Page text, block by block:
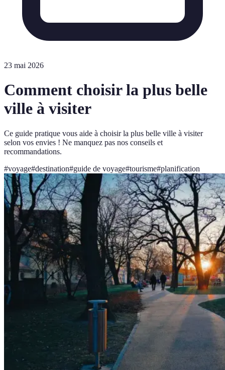
23 mai 2026
Comment choisir la plus belle
ville à visiter
Ce guide pratique vous aide à choisir la plus belle ville à visiter
selon vos envies ! Ne manquez pas nos conseils et
recommandations.
#voyage#destination#guide de voyage#tourisme#planification